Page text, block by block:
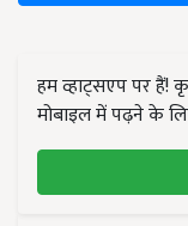
हम व्हाट्सएप पर हैं!
मोबाइल में पढ़ने के